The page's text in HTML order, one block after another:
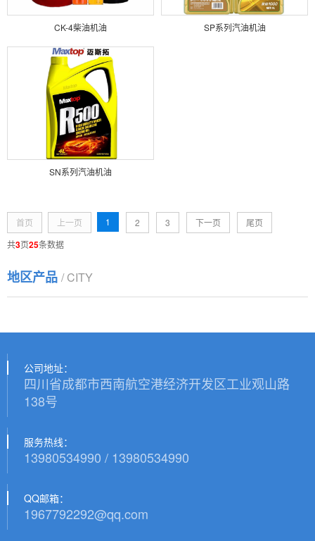
CK-4柴油机油 SP系列汽油机油
SN系列汽油机油
首页 上一页 1 2 3 下一页
尾页
共3页25条数据
地区产品 / CITY
公司地址：
四川省成都市西南航空港经济开发区工业观山路
138号
服务热线：
13980534990 / 13980534990
QQ邮箱：
1967792292@qq.com